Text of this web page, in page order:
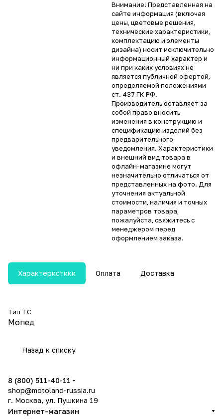
Внимание! Представленная на
сайте информация (включая
цены, цветовые решения,
технические характеристики,
комплектацию и элементы
дизайна) носит исключительно
информационный характер и
ни при каких условиях не
является публичной офертой,
определяемой положениями
ст. 437 ГК РФ.
Производитель оставляет за
собой право вносить
изменения в конструкцию и
спецификацию изделий без
предварительного
уведомления. Характеристики
и внешний вид товара в
офлайн-магазине могут
незначительно отличаться от
представленных на фото. Для
уточнения актуальной
стоимости, наличия и точных
параметров товара,
пожалуйста, свяжитесь с
менеджером перед
оформлением заказа.
Характеристики Оплата Доставка
Тип ТС
Мопед
Назад к списку
8 (800) 511-40-11
shop@motoland-russia.ru
г. Москва, ул. Пушкина 19
Интернет-магазин